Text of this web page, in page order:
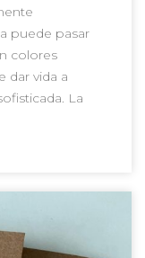
puede pasar
colores
dar vida a
La